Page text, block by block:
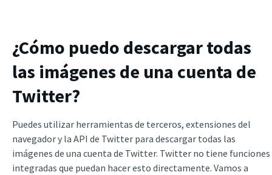
¿Cómo puedo descargar todas
las imágenes de una cuenta de
Twitter?
Puedes utilizar herramientas de terceros, extensiones del
navegador y la API de Twitter para descargar todas las
imágenes de una cuenta de Twitter. Twitter no tiene funciones
integradas que puedan hacer esto directamente. Vamos a